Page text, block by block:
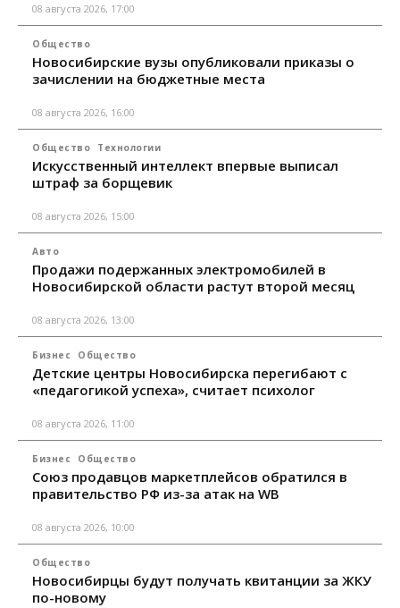
08 августа 2026, 17:00
Общество
Новосибирские вузы опубликовали приказы о
зачислении на бюджетные места
08 августа 2026, 16:00
Общество Технологии
Искусственный интеллект впервые выписал
штраф за борщевик
08 августа 2026, 15:00
Авто
Продажи подержанных электромобилей в
Новосибирской области растут второй месяц
08 августа 2026, 13:00
Бизнес Общество
Детские центры Новосибирска перегибают с
«педагогикой успеха», считает психолог
08 августа 2026, 11:00
Бизнес Общество
Союз продавцов маркетплейсов обратился в
правительство РФ из-за атак на WB
08 августа 2026, 10:00
Общество
Новосибирцы будут получать квитанции за ЖКУ
по-новому